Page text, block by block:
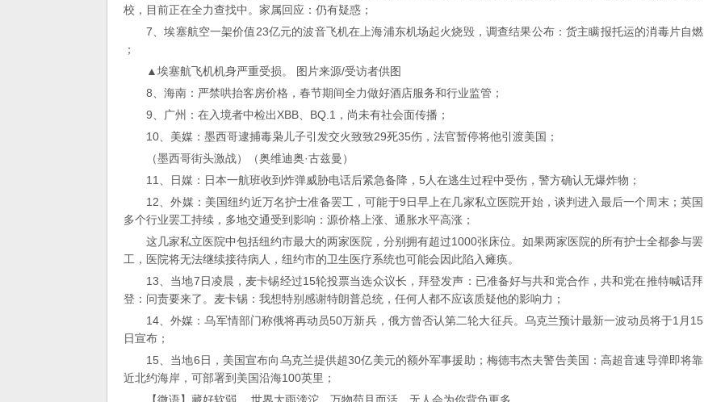
校，目前正在全力查找中。家属回应：仍有疑惑；
7、埃塞航空一架价值23亿元的波音飞机在上海浦东机场起火烧毁，调查结果公布：货主瞒报托运的消毒片自燃
；
▲埃塞航飞机机身严重受损。 图片来源/受访者供图
8、海南：严禁哄抬客房价格，春节期间全力做好酒店服务和行业监管；
9、广州：在入境者中检出XBB、BQ.1，尚未有社会面传播；
10、美媒：墨西哥逮捕毒枭儿子引发交火致致29死35伤，法官暂停将他引渡美国；
（墨西哥街头激战）（奥维迪奥·古兹曼）
11、日媒：日本一航班收到炸弹威胁电话后紧急备降，5人在逃生过程中受伤，警方确认无爆炸物；
12、外媒：美国纽约近万名护士准备罢工，可能于9日早上在几家私立医院开始，谈判进入最后一个周末；英国
多个行业罢工持续，多地交通受到影响：源价格上涨、通胀水平高涨；
这几家私立医院中包括纽约市最大的两家医院，分别拥有超过1000张床位。如果两家医院的所有护士全都参与罢
工，医院将无法继续接待病人，纽约市的卫生医疗系统也可能会因此陷入瘫痪。
13、当地7日凌晨，麦卡锡经过15轮投票当选众议长，拜登发声：已准备好与共和党合作，共和党在推特喊话拜
登：问责要来了。麦卡锡：我想特别感谢特朗普总统，任何人都不应该质疑他的影响力；
14、外媒：乌军情部门称俄将再动员50万新兵，俄方曾否认第二轮大征兵。乌克兰预计最新一波动员将于1月15
日宣布；
15、当地6日，美国宣布向乌克兰提供超30亿美元的额外军事援助；梅德韦杰夫警告美国：高超音速导弹即将靠
近北约海岸，可部署到美国沿海100英里；